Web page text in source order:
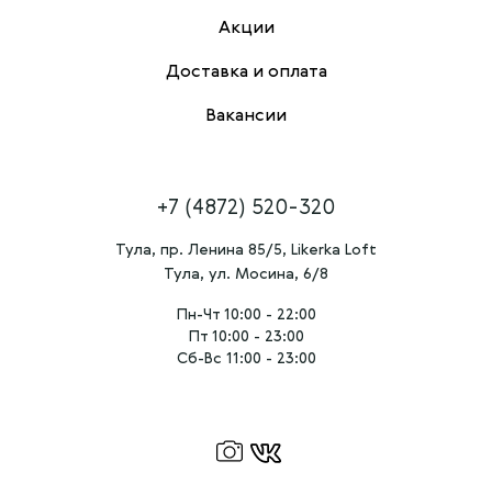
Акции
Доставка и оплата
Вакансии
+7 (4872) 520-320
Тула, пр. Ленина 85/5, Likerka Loft
Тула, ул. Мосина, 6/8
Пн-Чт 10:00 - 22:00
Пт 10:00 - 23:00
Сб-Вс 11:00 - 23:00